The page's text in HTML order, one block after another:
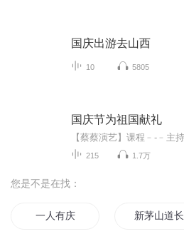
国庆出游去山西
10 5805
国庆节为祖国献礼
215 1.7万
您是不是在找：
一人有庆 新茅山道长